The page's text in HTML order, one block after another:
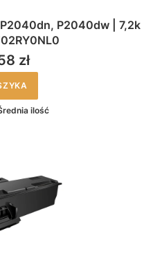
P2040dw | 7,2k
zł
ilość